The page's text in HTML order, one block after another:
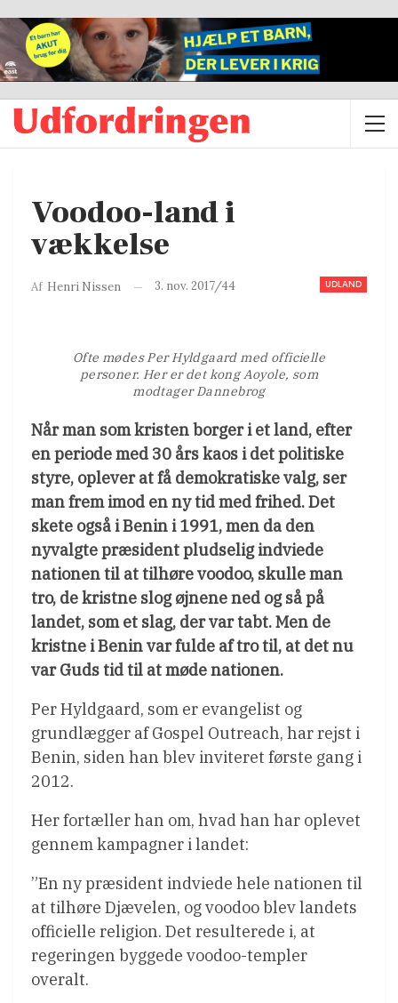
Voodoo-land i
vækkelse
UDLAND
Af Henri Nissen 3. nov. 2017/44
Ofte mødes Per Hyldgaard med officielle
personer. Her er det kong Aoyole, som
modtager Dannebrog
Når man som kristen borger i et land, efter
en periode med 30 års kaos i det politiske
styre, oplever at få demokratiske valg, ser
man frem imod en ny tid med frihed. Det
skete også i Benin i 1991, men da den
nyvalgte præsident pludselig indviede
nationen til at tilhøre voodoo, skulle man
tro, de kristne slog øjnene ned og så på
landet, som et slag, der var tabt. Men de
kristne i Benin var fulde af tro til, at det nu
var Guds tid til at møde nationen.
Per Hyldgaard, som er evangelist og
grundlægger af Gospel Outreach, har rejst i
Benin, siden han blev inviteret første gang i
2012.
Her fortæller han om, hvad han har oplevet
gennem kampagner i landet:
”En ny præsident indviede hele nationen til
at tilhøre Djævelen, og voodoo blev landets
officielle religion. Det resulterede i, at
regeringen byggede voodoo-templer
overalt.